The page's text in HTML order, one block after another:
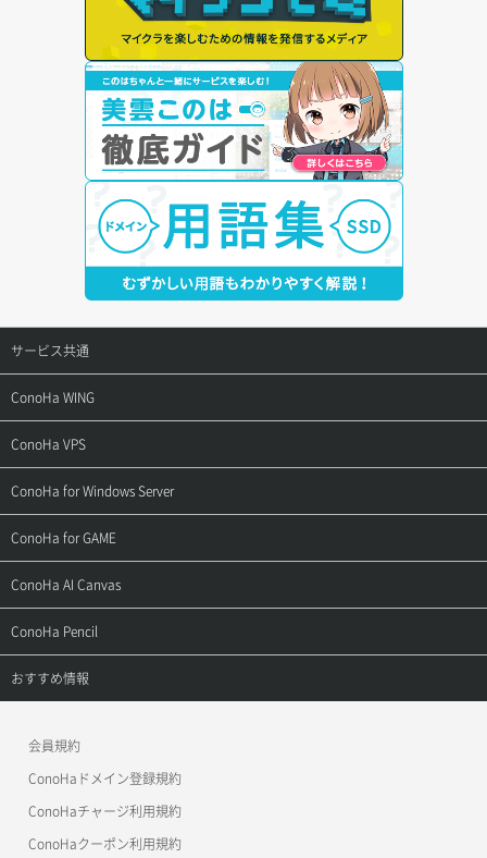
サービス共通
サポートトップ
ご契約・お支払い
用語集
お問い合わせ
ConoHa WING
サポートトップ
ご利用ガイド
お乗り換えガイド
よくある質問
ConoHa VPS
サポートトップ
ご利用ガイド
APIドキュメントVPS2.0
APIドキュメントVPS3.0
ConoHa for Windows Server
サポートトップ
ご利用ガイド
APIドキュメントVPS2.0
APIドキュメントVPS3.0
ConoHa for GAME
サポートトップ
ご利用ガイド
ConoHa AI Canvas
サポートトップ
ご利用ガイド
ConoHa Pencil
サポートトップ
おすすめ情報
美雲このは徹底ガイド
会員規約
ConoHaドメイン登録規約
ConoHaチャージ利用規約
ConoHaクーポン利用規約